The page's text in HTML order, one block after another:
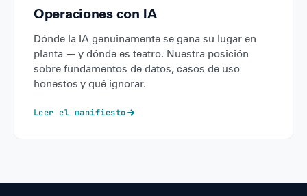
Operaciones con IA
Dónde la IA genuinamente se gana su lugar en
planta — y dónde es teatro. Nuestra posición
sobre fundamentos de datos, casos de uso
honestos y qué ignorar.
Leer el manifiesto